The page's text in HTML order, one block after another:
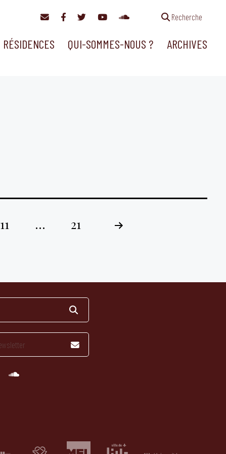
Recherche
RÉSIDENCES QUI-SOMMES-NOUS ? ARCHIVES
11 … 21